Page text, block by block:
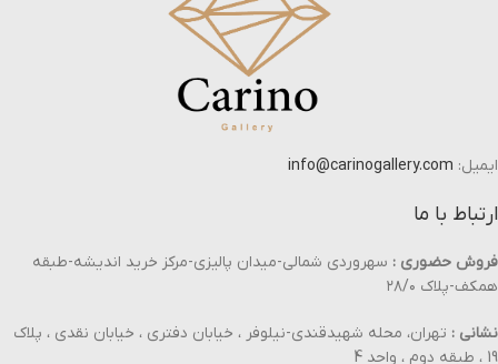
ایمیل: info@carinogallery.com
ارتباط با ما
فروش حضوری : سهروردی شمالی-میدان پالیزی-مرکز خرید اندیشه-طبقه
همکف-پلاک ۲۸/۰
نشانی : تهران، محله شهیدقندی-نیلوفر ، خیابان دفتری ، خیابان نقدی ، پلاک
19 ، طبقه دوم ، واحد 4